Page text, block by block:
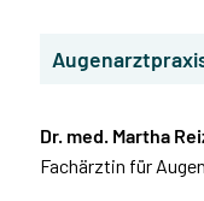
Dr. med. Martha
Fachärztin für